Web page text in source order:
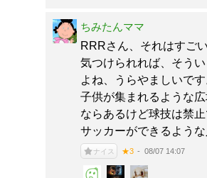
ちみたんママ
RRRさん、それはすごい
気つけられれば、そう
よね、うらやましいで
子供が集まれるような
ならあるけど球技は禁
サッカーができるよう
ナイス ★3 08/07 14:07